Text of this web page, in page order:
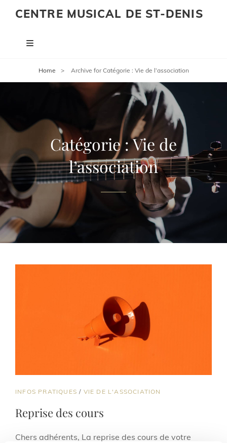
CENTRE MUSICAL DE ST-DENIS
Home > Archive forCatégorie : Vie de l’association
Catégorie :Vie de
l’association
CAT
INFOS PRATIQUES / VIE DE L'ASSOCIATION
Reprise des cours
Chers adhérents, La reprise des cours de votre